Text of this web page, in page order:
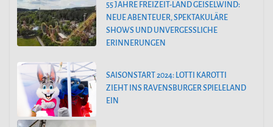
55 JAHRE FREIZEIT-LAND GEISELWIND:
NEUE ABENTEUER, SPEKTAKULÄRE
SHOWS UND UNVERGESSLICHE
ERINNERUNGEN
SAISONSTART 2024: LOTTI KAROTTI
ZIEHT INS RAVENSBURGER SPIELELAND
EIN